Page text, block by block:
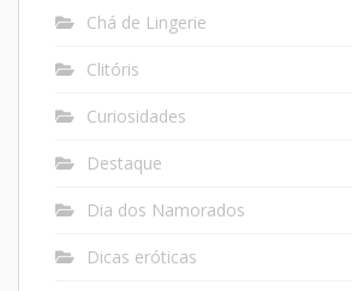
Chá de Lingerie
Clitóris
Curiosidades
Destaque
Dia dos Namorados
Dicas eróticas